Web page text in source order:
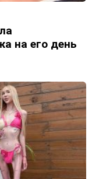
на его день